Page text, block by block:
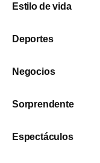
Estilo de vida
Deportes
Negocios
Sorprendente
Espectáculos